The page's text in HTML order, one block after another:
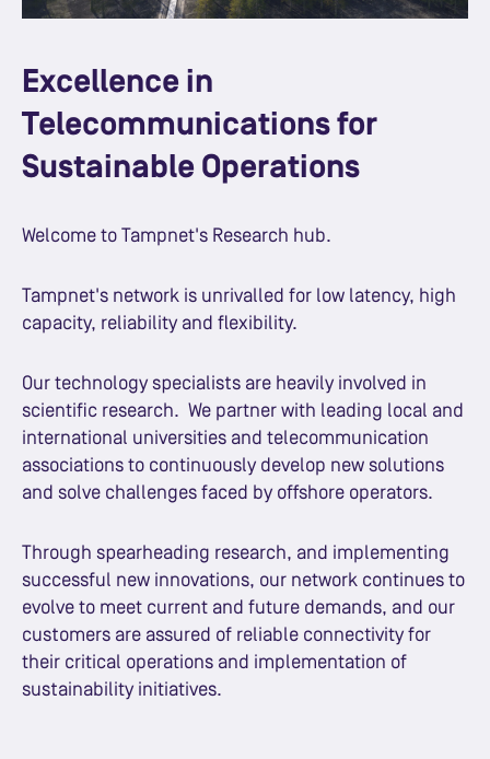
Excellence in
Telecommunications for
Sustainable Operations
Welcome to Tampnet's Research hub.
Tampnet's network is unrivalled for low latency, high
capacity, reliability and flexibility.
Our technology specialists are heavily involved in
scientific research. We partner with leading local and
international universities and telecommunication
associations to continuously develop new solutions
and solve challenges faced by offshore operators.
Through spearheading research, and implementing
successful new innovations, our network continues to
evolve to meet current and future demands, and our
customers are assured of reliable connectivity for
their critical operations and implementation of
sustainability initiatives.